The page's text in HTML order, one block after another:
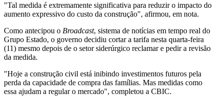
"Tal medida é extremamente significativa para reduzir o impacto do
aumento expressivo do custo da construção", afirmou, em nota.
Como antecipou o Broadcast, sistema de notícias em tempo real do
Grupo Estado, o governo decidiu cortar a tarifa nesta quarta-feira
(11) mesmo depois de o setor siderúrgico reclamar e pedir a revisão
da medida.
"Hoje a construção civil está inibindo investimentos futuros pela
perda da capacidade de compra das famílias. Mas medidas como
essa ajudam a regular o mercado", completou a CBIC.